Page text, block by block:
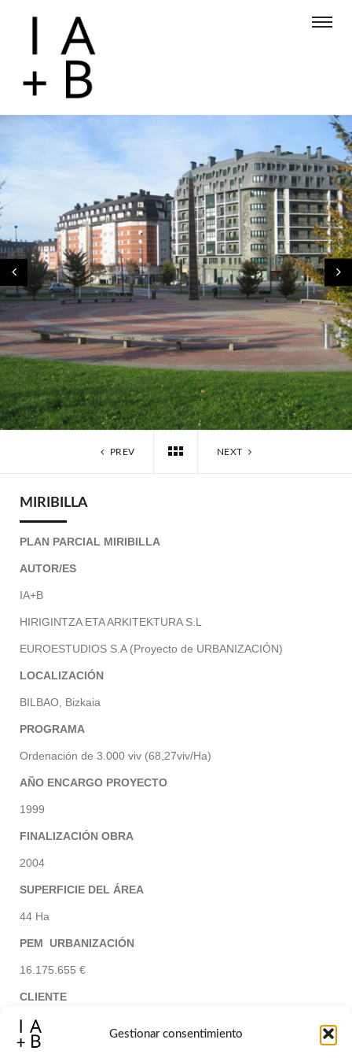
Gestionar consentimiento
PREV NEXT
MIRIBILLA
PLAN PARCIAL MIRIBILLA
AUTOR/ES
IA+B
HIRIGINTZA ETA ARKITEKTURA S.L
EUROESTUDIOS S.A (Proyecto de URBANIZACIÓN)
LOCALIZACIÓN
BILBAO, Bizkaia
PROGRAMA
Ordenación de 3.000 viv (68,27viv/Ha)
AÑO ENCARGO PROYECTO
1999
FINALIZACIÓN OBRA
2004
SUPERFICIE DEL ÁREA
44 Ha
PEM URBANIZACIÓN
16.175.655 €
CLIENTE
Junta de compensación de Miribilla
CONSTRUCTOR